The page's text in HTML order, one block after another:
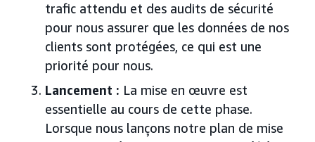
trafic attendu et des audits de sécurité
pour nous assurer que les données de nos
clients sont protégées, ce qui est une
priorité pour nous.
Lancement : La mise en œuvre est
essentielle au cours de cette phase.
Lorsque nous lançons notre plan de mise